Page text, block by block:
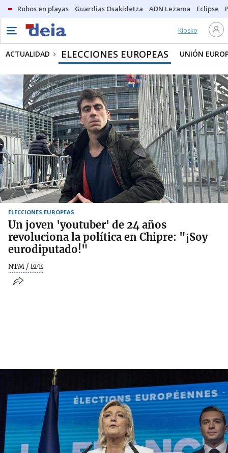
Robos en playas Guardias Osakidetza ADN Lezama Eclipse
Kiosko
ACTUALIDAD ELECCIONES EUROPEAS UNIÓN
ELECCIONES EUROPEAS
Un joven 'youtuber' de 24 años
revoluciona la política en Chipre: "¡Soy
eurodiputado!"
NTM / EFE